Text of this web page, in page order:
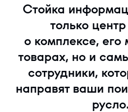
Стойка
только
о комплексе, его
товарах, но и
сотрудники,
направят ваши
русло.